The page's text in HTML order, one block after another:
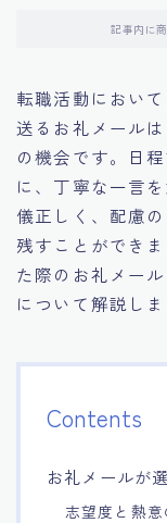
14.キャリアア
15.職場適応力
16.エージェン
17.面接でブラン
記事内に
転職活動におい
送るお礼メール
の機会です。日
に、丁寧な一言
儀正しく、配慮
残すことができ
た際のお礼メー
について解説しま
Contents
お礼メールが
志望度と熱意